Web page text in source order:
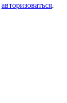
авторизоваться.